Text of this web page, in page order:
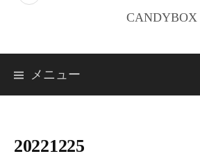
ス
CANDYBOX
メニュー
20221225